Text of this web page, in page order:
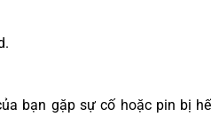
bạn gặp sự cố hoặc pin bị